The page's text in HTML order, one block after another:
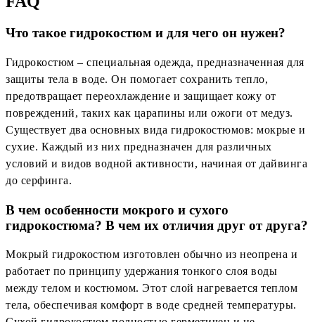
Что такое гидрокостюм и для чего он нужен?
Гидрокостюм – специальная одежда, предназначенная для
защиты тела в воде. Он помогает сохранить тепло,
предотвращает переохлаждение и защищает кожу от
повреждений, таких как царапины или ожоги от медуз.
Существует два основных вида гидрокостюмов: мокрые и
сухие. Каждый из них предназначен для различных
условий и видов водной активности, начиная от дайвинга
до серфинга.
В чем особенности мокрого и сухого
гидрокостюма? В чем их отличия друг от друга?
Мокрый гидрокостюм изготовлен обычно из неопрена и
работает по принципу удержания тонкого слоя воды
между телом и костюмом. Этот слой нагревается теплом
тела, обеспечивая комфорт в воде средней температуры.